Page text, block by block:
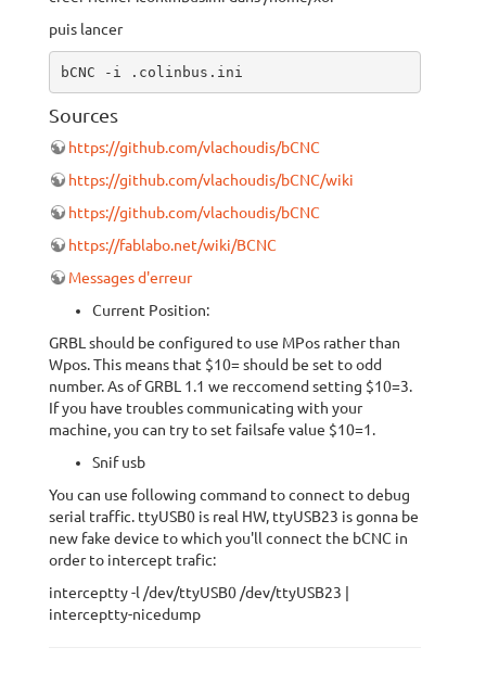
puis lancer
bCNC -i .colinbus.ini
Sources
https://github.com/vlachoudis/bCNC
https://github.com/vlachoudis/bCNC/wiki
https://github.com/vlachoudis/bCNC
https://fablabo.net/wiki/BCNC
Messages d'erreur
Current Position:
GRBL should be configured to use MPos rather than
Wpos. This means that $10= should be set to odd
number. As of GRBL 1.1 we reccomend setting $10=3.
If you have troubles communicating with your
machine, you can try to set failsafe value $10=1.
Snif usb
You can use following command to connect to debug
serial traffic. ttyUSB0 is real HW, ttyUSB23 is gonna be
new fake device to which you'll connect the bCNC in
order to intercept trafic:
interceptty -l /dev/ttyUSB0 /dev/ttyUSB23 |
interceptty-nicedump